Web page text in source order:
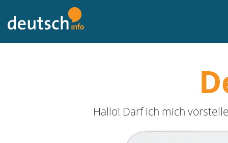
Inhalt
Hallo! Darf ich mich